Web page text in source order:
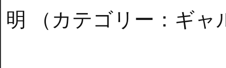
明 （カテゴリー：ギャ